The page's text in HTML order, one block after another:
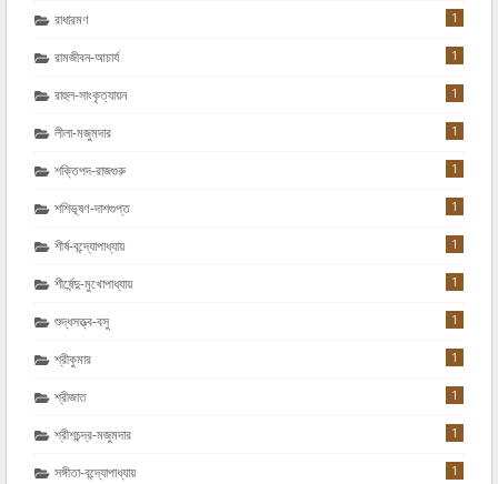
রাধারমণ 1
রামজীবন-আচার্য 1
রাহুল-সাংকৃত্যায়ন 1
লীলা-মজুমদার 1
শক্তিপদ-রাজগুরু 1
শশিভূষণ-দাশগুপ্ত 1
শীর্ষ-বন্দ্যোপাধ্যায় 1
শীর্ষেন্দু-মুখোপাধ্যায় 1
শুদ্ধসত্ত্ব-বসু 1
শ্রীকুমার 1
শ্রীজাত 1
শ্রীশচন্দ্র-মজুমদার 1
সঙ্গীতা-বন্দ্যোপাধ্যায় 1